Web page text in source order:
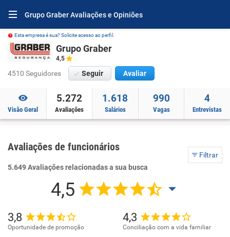
Grupo Graber Avaliações e Opiniões
Esta empresa é sua? Solicite acesso ao perfil.
Grupo Graber
4,5
4510 Seguidores Seguir Avaliar
Visão Geral
5.272
Avaliações
1.618
Salários
990
Vagas
4
Entrevistas
Avaliações de funcionários
Filtrar
5.649 Avaliações relacionadas a sua busca
4,5
3,8
Oportunidade de promoção
4,3
Conciliação com a vida familiar